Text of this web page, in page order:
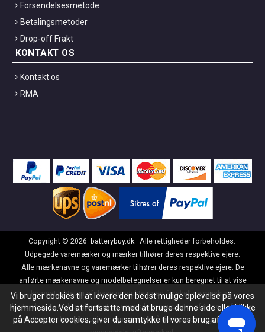
Forsendelsesmetode
Betalingsmetoder
Drop-off Frakt
KONTAKT OS
Kontakt os
RMA
Copyright © 2026 batterybuy.dk. Alle rettigheder forbeholdes.
Udpegede varemærker og mærker tilhører deres respektive ejere.
Alle mærkenavne og varemærker tilhører deres respektive ejere. De
anførte mærkenavne og modelbetegnelser er kun beregnet til at vise
kompatibiliteten af disse produkter med forskellige maskiner.
batterybuy.dk er ikke tilknyttet de originale producenter af nogen af disse
batterier eller opladere. Alle produkter på denne side er generiske
Vi bruger cookies til at levere den bedst mulige oplevelse på vores
hjemmeside.Ved at fortsætte med at bruge denne side eller klikke
på Accepter cookies, giver du samtykke til vores brug af cookies.